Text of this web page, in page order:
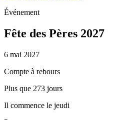
Événement
Fête des Pères 2027
6 mai 2027
Compte à rebours
Plus que 273 jours
Il commence le jeudi